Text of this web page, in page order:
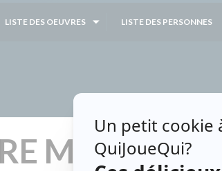
LISTE DES OEUVRES LISTE DES PERSONNES
MAYER